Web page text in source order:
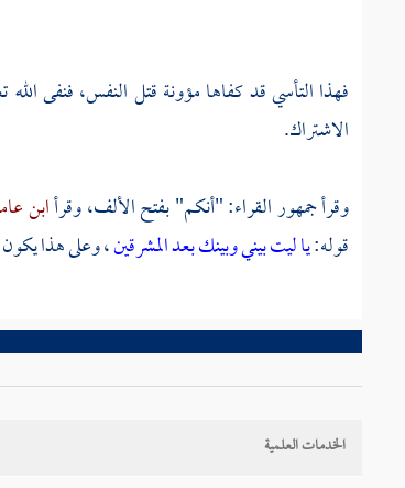
فهذا التأسي قد كفاها مؤونة قتل النفس، فنفى
الاشتراك.
وقرأ جمهور القراء: "أنكم" بفتح الألف، وقرأابن
قوله:يا ليت بيني وبينك بعد المشرقين، وعلى هذا
الخدمات العلمية